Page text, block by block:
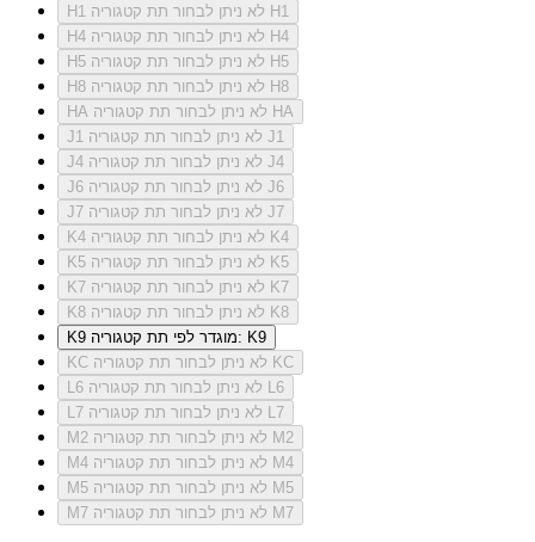
H1
לא ניתן לבחור תת קטגוריה H1
H4
לא ניתן לבחור תת קטגוריה H4
H5
לא ניתן לבחור תת קטגוריה H5
H8
לא ניתן לבחור תת קטגוריה H8
HA
לא ניתן לבחור תת קטגוריה HA
J1
לא ניתן לבחור תת קטגוריה J1
J4
לא ניתן לבחור תת קטגוריה J4
J6
לא ניתן לבחור תת קטגוריה J6
J7
לא ניתן לבחור תת קטגוריה J7
K4
לא ניתן לבחור תת קטגוריה K4
K5
לא ניתן לבחור תת קטגוריה K5
K7
לא ניתן לבחור תת קטגוריה K7
K8
לא ניתן לבחור תת קטגוריה K8
K9
מוגדר לפי תת קטגוריה: K9
KC
לא ניתן לבחור תת קטגוריה KC
L6
לא ניתן לבחור תת קטגוריה L6
L7
לא ניתן לבחור תת קטגוריה L7
M2
לא ניתן לבחור תת קטגוריה M2
M4
לא ניתן לבחור תת קטגוריה M4
M5
לא ניתן לבחור תת קטגוריה M5
M7
לא ניתן לבחור תת קטגוריה M7